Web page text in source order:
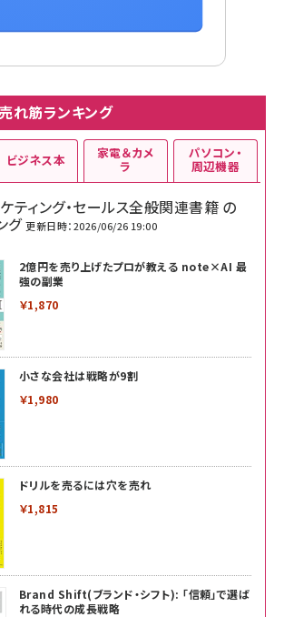
れ筋ランキング
ティング・セールス全般関連書籍 の
グ 更新日時：2026/06/26 19:00
2億円を売り上げたプロが教える note×AI 最
強の副業
￥1,870
小さな会社は戦略が9割
￥1,980
ドリルを売るには穴を売れ
￥1,815
Brand Shift(ブランド・シフト): 「信頼」で選ば
れる時代の成長戦略
ビジネス本 家電＆カメ
ラ
パソコン・
周辺機器